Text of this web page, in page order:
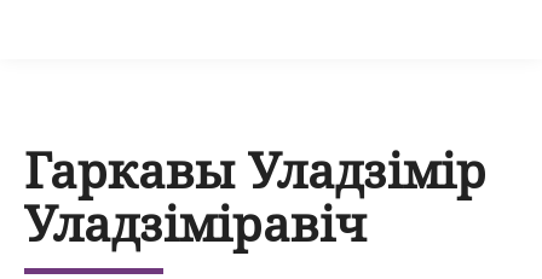
Гаркавы Уладзімір
Уладзіміравіч